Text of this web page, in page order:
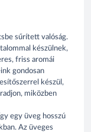
sűrített valóság.
készülnek,
friss aromái
gondosan
készül,
miközben
egy üveg hosszú
Az üveges